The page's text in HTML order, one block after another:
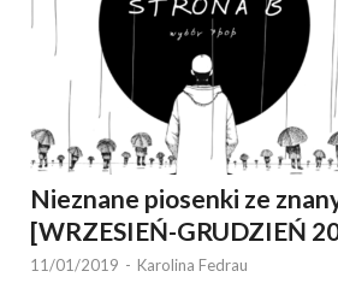
Nieznane piosenki ze
[WRZESIEŃ-GRUDZIEŃ
11/01/2019 - Karolina Fedrau